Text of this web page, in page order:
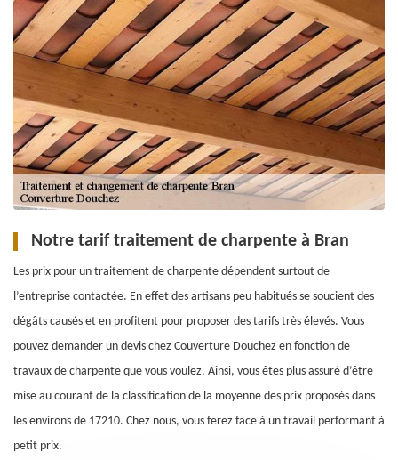
Notre tarif traitement de charpente à Bran
Les prix pour un traitement de charpente dépendent surtout de
l’entreprise contactée. En effet des artisans peu habitués se soucient des
dégâts causés et en profitent pour proposer des tarifs très élevés. Vous
pouvez demander un devis chez Couverture Douchez en fonction de
travaux de charpente que vous voulez. Ainsi, vous êtes plus assuré d’être
mise au courant de la classification de la moyenne des prix proposés dans
les environs de 17210. Chez nous, vous ferez face à un travail performant à
petit prix.